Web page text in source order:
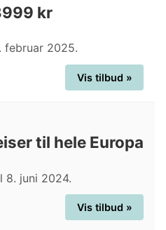
kr
februar 2025.
Vis tilbud »
til hele Europa
8. juni 2024.
Vis tilbud »